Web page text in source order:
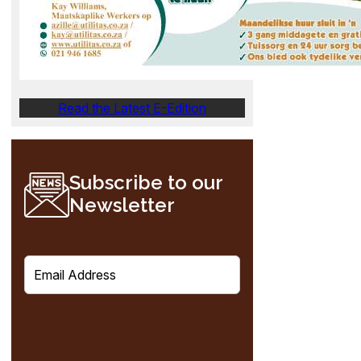
Read the Latest E-Edition
Subscribe to our
Newsletter
E